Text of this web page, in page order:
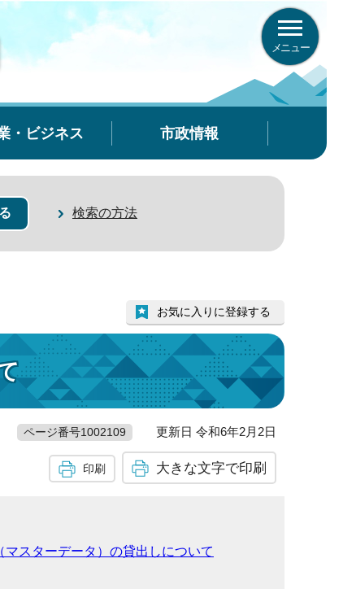
メニュー
・ビジネス 市政情報
検索の方法
お気に入りに登録する
ページ番号1002109 更新日 令和6年2月2日
印刷 大きな文字で印刷
マスターデータ）の貸出しについて